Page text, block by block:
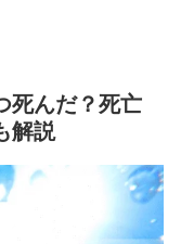
死んだ？死亡
解説